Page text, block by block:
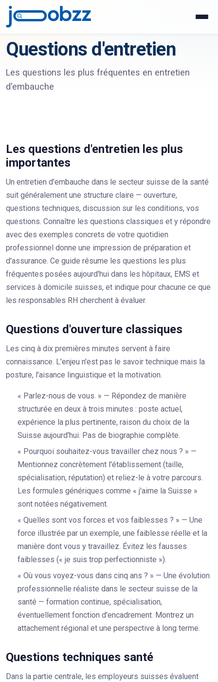
Questions d'entretien
Les questions les plus fréquentes en entretien
d'embauche
Les questions d'entretien les plus
importantes
Un entretien d'embauche dans le secteur suisse de la santé
suit généralement une structure claire — ouverture,
questions techniques, discussion sur les conditions, vos
questions. Connaître les questions classiques et y répondre
avec des exemples concrets de votre quotidien
professionnel donne une impression de préparation et
d'assurance. Ce guide résume les questions les plus
fréquentes posées aujourd'hui dans les hôpitaux, EMS et
services à domicile suisses, et indique pour chacune ce que
les responsables RH cherchent à évaluer.
Questions d'ouverture classiques
Les cinq à dix premières minutes servent à faire
connaissance. L'enjeu n'est pas le savoir technique mais la
posture, l'aisance linguistique et la motivation.
« Parlez-nous de vous. » — Répondez de manière
structurée en deux à trois minutes : poste actuel,
expérience la plus pertinente, raison du choix de la
Suisse aujourd'hui. Pas de biographie complète.
« Pourquoi souhaitez-vous travailler chez nous ? » —
Mentionnez concrètement l'établissement (taille,
spécialisation, réputation) et reliez-le à votre parcours.
Les formules génériques comme « j'aime la Suisse »
sont notées négativement.
« Quelles sont vos forces et vos faiblesses ? » — Une
force illustrée par un exemple, une faiblesse réelle et la
manière dont vous y travaillez. Évitez les fausses
faiblesses (« je suis trop perfectionniste »).
« Où vous voyez-vous dans cinq ans ? » — Une évolution
professionnelle réaliste dans le secteur suisse de la
santé — formation continue, spécialisation,
éventuellement fonction d'encadrement. Montrez un
attachement régional et une perspective à long terme.
Questions techniques santé
Dans la partie centrale, les employeurs suisses évaluent